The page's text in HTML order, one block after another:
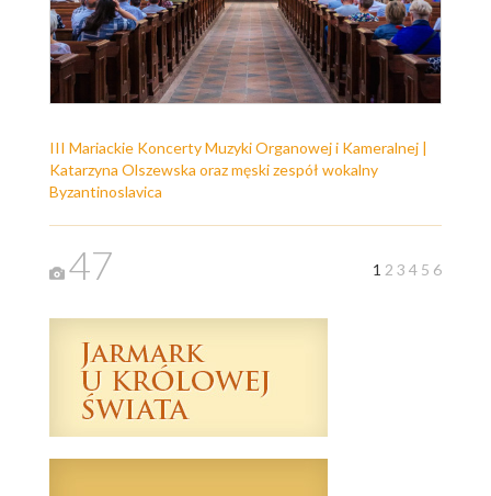
III Mariackie Koncerty Muzyki Organowej i Kameralnej |
Katarzyna Olszewska oraz męski zespół wokalny
Byzantinoslavica
47 1 2 3 4 5 6